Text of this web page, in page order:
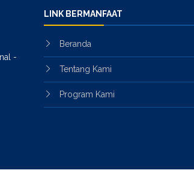
-
LINK BERMANFAAT
Beranda
Tentang Kami
Program Kami